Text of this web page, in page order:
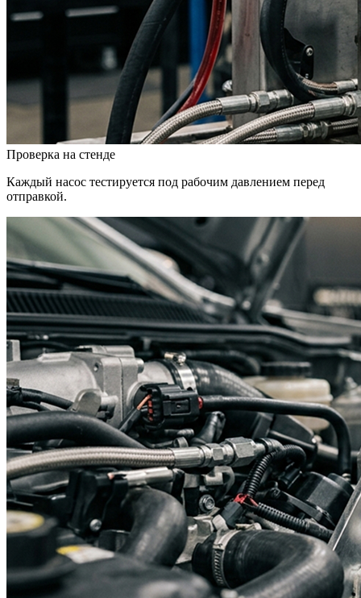
Проверка на стенде
Каждый насос тестируется под рабочим давлением перед
отправкой.